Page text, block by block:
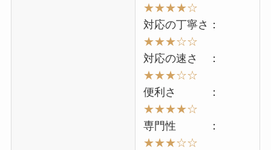
★★★★☆
対応の丁寧さ：
★★★☆☆
対応の速さ ：
★★★☆☆
便利さ ：
★★★★☆
専門性 ：
★★★☆☆